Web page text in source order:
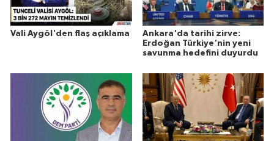
Vali Aygöl'den flaş açıklama
Ankara'da tarihi zirve:
Erdoğan Türkiye'nin yeni
savunma hedefini duyurdu